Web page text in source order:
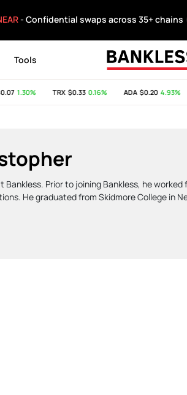
- Confidential swaps across 35+ chains
Tools
1.30% TRX$0.33 0.16% ADA$0.20 4.93%
Bankless. Prior to joining Bankless, he
He graduated from Skidmore College in